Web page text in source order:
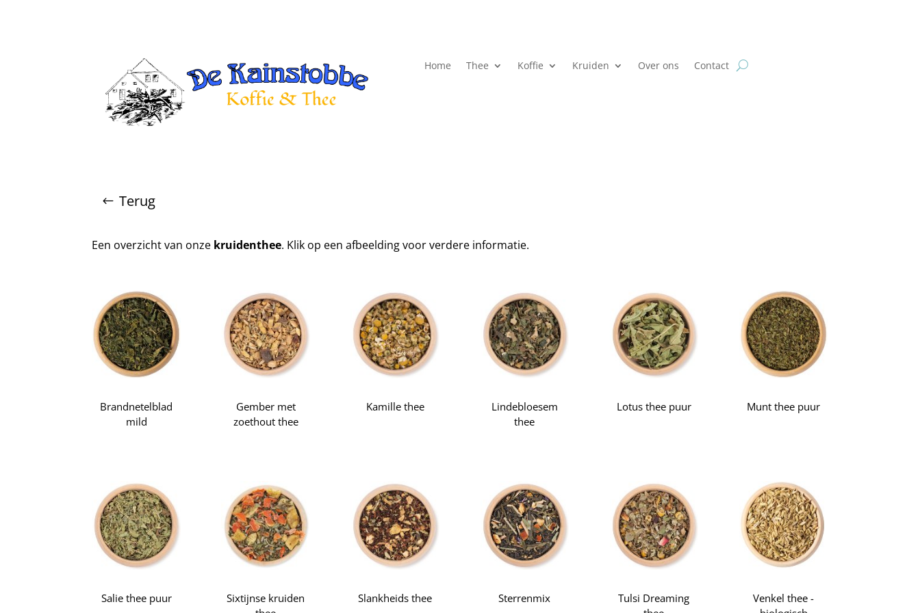
Home Thee Koffie Kruiden Over ons Contact
Terug
Een overzicht van onze kruidenthee. Klik op een afbeelding voor verdere informatie.
Brandnetelblad
mild
Salie thee puur
Gember met
zoethout thee
Sixtijnse kruiden
Kamille thee
Slankheids thee
Lindebloesem
thee
Sterrenmix
Lotus thee puur
Tulsi Dreaming
Munt thee puur
Venkel thee -